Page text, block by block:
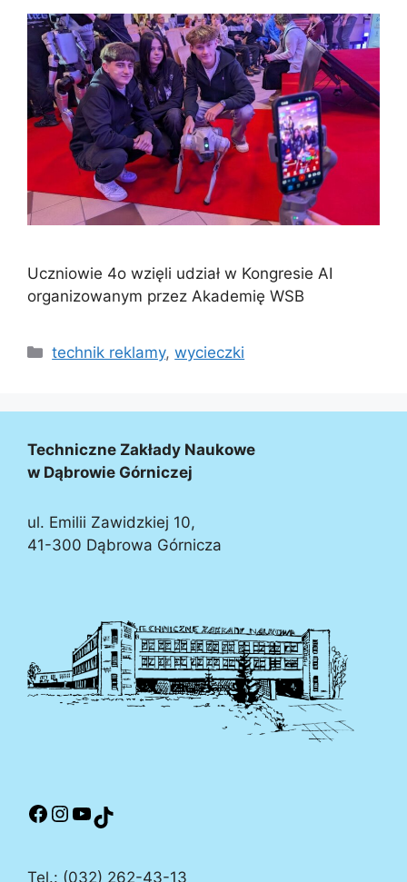
Uczniowie 4o wzięli udział w Kongresie AI
organizowanym przez Akademię WSB
technik reklamy,wycieczki
Techniczne Zakłady Naukowe
w Dąbrowie Górniczej
ul. Emilii Zawidzkiej 10,
41-300 Dąbrowa Górnicza
Tel.: (032) 262-43-13